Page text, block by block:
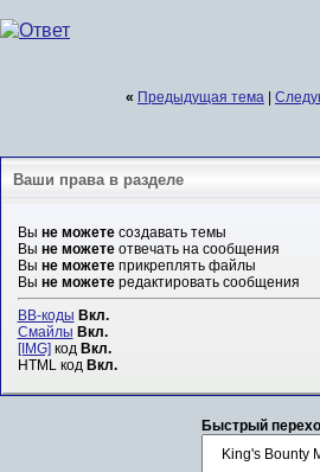
« Предыдущая тема
Ваши права в разделе
Вы не можетесоздавать темы
Вы не можетеотвечать на сообщения
Вы не можетеприкреплять файлы
Вы не можетередактировать сообщения
BB-коды Вкл.
Смайлы Вкл.
[IMG]код Вкл.
HTML код Вкл.
Быстрый